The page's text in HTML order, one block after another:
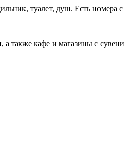
туалет, душ. Есть номера
также кафе и магазины с